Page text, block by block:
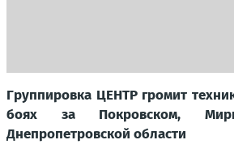
Группировка ЦЕНТР громит
боях за Покровском,
Днепропетровской области